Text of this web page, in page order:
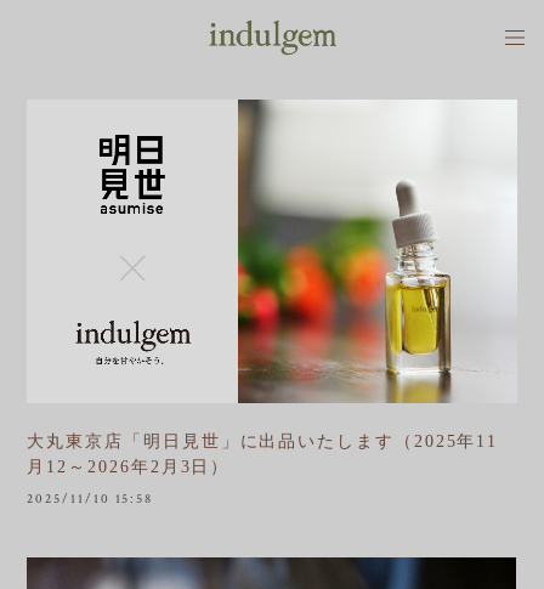
大丸東京店「明日見世」に出品いたします（2025年11
月12～2026年2月3日）
2025/11/10 15:58